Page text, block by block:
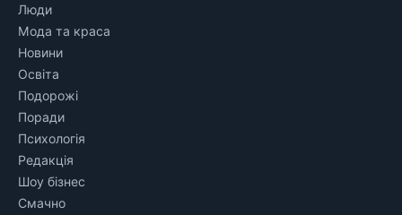
Люди
Мода та краса
Новини
Освіта
Подорожі
Поради
Психологія
Редакція
Шоу бізнес
Смачно